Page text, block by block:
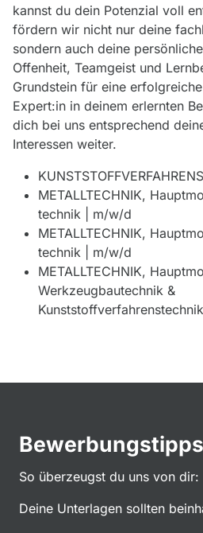
kannst du dein Potenzial voll
fördern wir nicht nur deine
sondern auch deine
Offenheit, Teamgeist und
Grundstein für eine
Expert:in in deinem erlernten
dich bei uns entsprechend
Interessen weiter.
METALLTECHNIK,
technik | m/w/d
METALLTECHNIK,
technik | m/w/d
METALLTECHNIK,
Werkzeugbautechnik &
Bewerbungstipps
So überzeugst du uns von dir:
Deine Unterlagen sollten